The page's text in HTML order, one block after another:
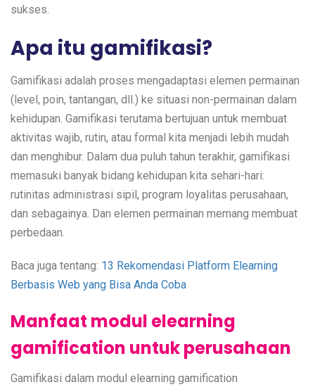
sukses.
Apa itu gamifikasi?
Gamifikasi adalah proses mengadaptasi elemen permainan
(level, poin, tantangan, dll.) ke situasi non-permainan dalam
kehidupan. Gamifikasi terutama bertujuan untuk membuat
aktivitas wajib, rutin, atau formal kita menjadi lebih mudah
dan menghibur. Dalam dua puluh tahun terakhir, gamifikasi
memasuki banyak bidang kehidupan kita sehari-hari:
rutinitas administrasi sipil, program loyalitas perusahaan,
dan sebagainya. Dan elemen permainan memang membuat
perbedaan.
Baca juga tentang: 13 Rekomendasi Platform Elearning
Berbasis Web yang Bisa Anda Coba
Manfaat modul elearning
gamification untuk perusahaan
Gamifikasi dalam modul elearning gamification